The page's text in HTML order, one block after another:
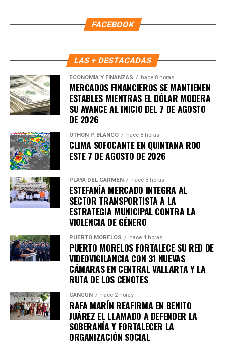
FACEBOOK
LAS + DESTACADAS
ECONOMÍA Y FINANZAS hace 8 horas
MERCADOS FINANCIEROS SE MANTIENEN
ESTABLES MIENTRAS EL DÓLAR MODERA
SU AVANCE AL INICIO DEL 7 DE AGOSTO
DE 2026
OTHON P. BLANCO hace 8 horas
CLIMA SOFOCANTE EN QUINTANA ROO
ESTE 7 DE AGOSTO DE 2026
PLAYA DEL CARMEN hace 3 horas
ESTEFANÍA MERCADO INTEGRA AL
SECTOR TRANSPORTISTA A LA
ESTRATEGIA MUNICIPAL CONTRA LA
VIOLENCIA DE GÉNERO
PUERTO MORELOS hace 4 horas
PUERTO MORELOS FORTALECE SU RED DE
VIDEOVIGILANCIA CON 31 NUEVAS
CÁMARAS EN CENTRAL VALLARTA Y LA
RUTA DE LOS CENOTES
CANCÚN hace 2 horas
RAFA MARÍN REAFIRMA EN BENITO
JUÁREZ EL LLAMADO A DEFENDER LA
SOBERANÍA Y FORTALECER LA
ORGANIZACIÓN SOCIAL